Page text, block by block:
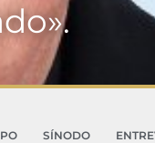
SÍNODO